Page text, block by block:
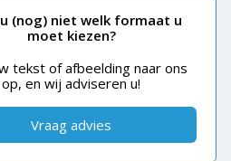
(nog) niet welk formaat u
moet kiezen?
tekst of afbeelding naar ons
op, en wij adviseren u!
Vraag advies